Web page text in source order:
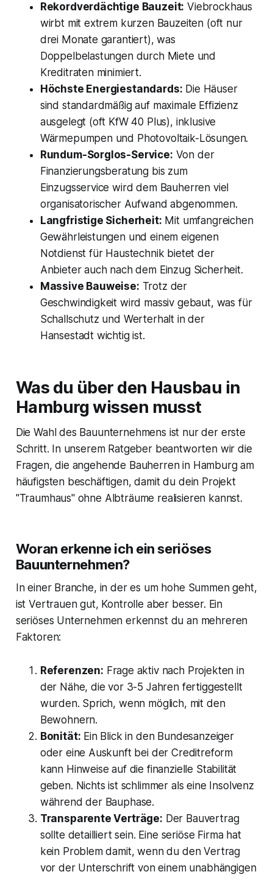
Rekordverdächtige Bauzeit: Viebrockhaus
wirbt mit extrem kurzen Bauzeiten (oft nur
drei Monate garantiert), was
Doppelbelastungen durch Miete und
Kreditraten minimiert.
Höchste Energiestandards: Die Häuser
sind standardmäßig auf maximale Effizienz
ausgelegt (oft KfW 40 Plus), inklusive
Wärmepumpen und Photovoltaik-Lösungen.
Rundum-Sorglos-Service: Von der
Finanzierungsberatung bis zum
Einzugsservice wird dem Bauherren viel
organisatorischer Aufwand abgenommen.
Langfristige Sicherheit: Mit umfangreichen
Gewährleistungen und einem eigenen
Notdienst für Haustechnik bietet der
Anbieter auch nach dem Einzug Sicherheit.
Massive Bauweise: Trotz der
Geschwindigkeit wird massiv gebaut, was für
Schallschutz und Werterhalt in der
Hansestadt wichtig ist.
Was du über den Hausbau in
Hamburg wissen musst
Die Wahl des Bauunternehmens ist nur der erste
Schritt. In unserem Ratgeber beantworten wir die
Fragen, die angehende Bauherren in Hamburg am
häufigsten beschäftigen, damit du dein Projekt
"Traumhaus" ohne Albträume realisieren kannst.
Woran erkenne ich ein seriöses
Bauunternehmen?
In einer Branche, in der es um hohe Summen geht,
ist Vertrauen gut, Kontrolle aber besser. Ein
seriöses Unternehmen erkennst du an mehreren
Faktoren:
Referenzen: Frage aktiv nach Projekten in
der Nähe, die vor 3-5 Jahren fertiggestellt
wurden. Sprich, wenn möglich, mit den
Bewohnern.
Bonität: Ein Blick in den Bundesanzeiger
oder eine Auskunft bei der Creditreform
kann Hinweise auf die finanzielle Stabilität
geben. Nichts ist schlimmer als eine Insolvenz
während der Bauphase.
Transparente Verträge: Der Bauvertrag
sollte detailliert sein. Eine seriöse Firma hat
kein Problem damit, wenn du den Vertrag
vor der Unterschrift von einem unabhängigen